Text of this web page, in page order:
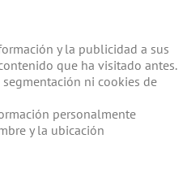
y la publicidad a sus
que ha visitado antes.
ni cookies de
personalmente
y la ubicación